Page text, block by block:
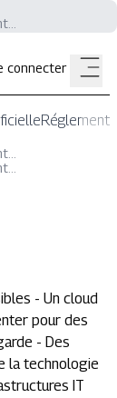
connecter
- Un cloud
pour des
- Des
la technologie
IT